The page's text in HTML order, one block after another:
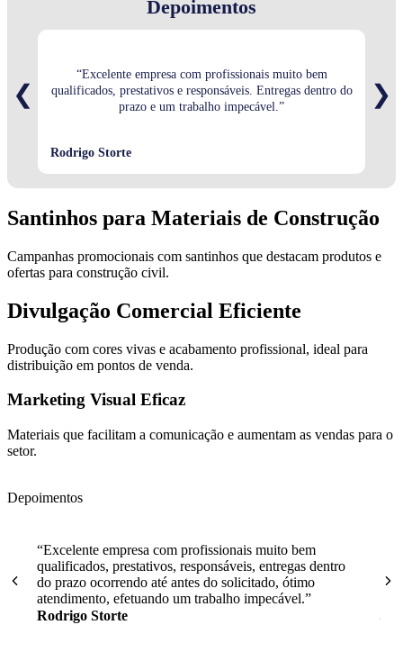
Depoimentos
❮
“Excelente empresa com profissionais muito bem
qualificados, prestativos e responsáveis. Entregas dentro do
prazo e um trabalho impecável.”
Rodrigo Storte
❯
Santinhos para Materiais de Construção
Campanhas promocionais com santinhos que destacam produtos e
ofertas para construção civil.
Divulgação Comercial Eficiente
Produção com cores vivas e acabamento profissional, ideal para
distribuição em pontos de venda.
Marketing Visual Eficaz
Materiais que facilitam a comunicação e aumentam as vendas para o
setor.
Depoimentos
“Excelente empresa com profissionais muito bem
qualificados, prestativos, responsáveis, entregas dentro
do prazo ocorrendo até antes do solicitado, ótimo
atendimento, efetuando um trabalho impecável.”
Rodrigo Storte
a